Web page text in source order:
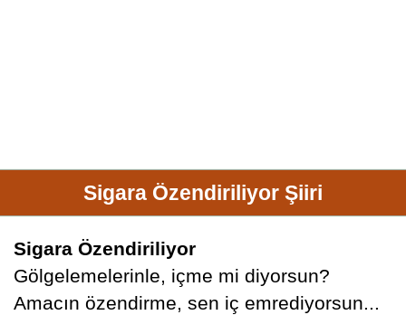
Sigara Özendiriliyor Şiiri
Sigara Özendiriliyor
Gölgelemelerinle, içme mi diyorsun?
Amacın özendirme, sen iç emrediyorsun...